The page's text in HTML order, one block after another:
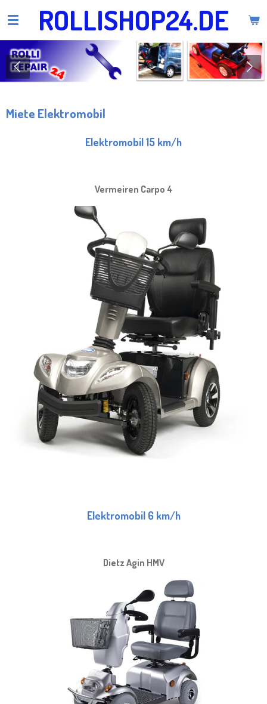
Hauptinhalt
springen
ROLLISHOP24.DE
Miete Elektromobil
Elektromobil 15 km/h
Vermeiren Carpo 4
Elektromobil 6 km/h
Dietz Agin HMV